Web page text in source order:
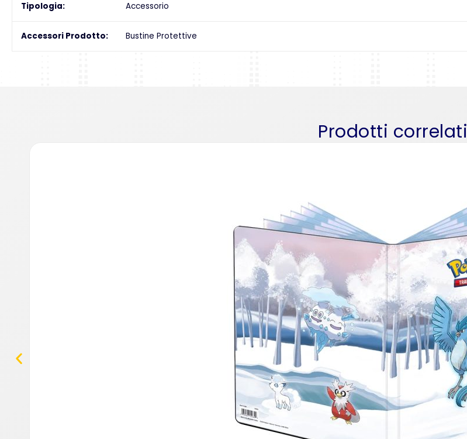
Tipologia Accessorio
Accessori Prodotto Bustine Protettive
Prodotti correlati